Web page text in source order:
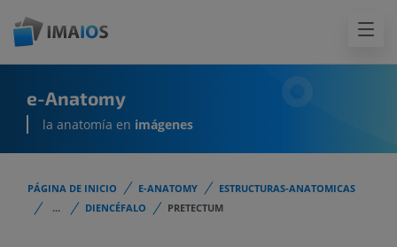
e-Anatomy
la anatomía en imágenes
PÁGINA DE INICIO E-ANATOMY
ESTRUCTURAS-ANATOMICAS
...
DIENCÉFALO PRETECTUM